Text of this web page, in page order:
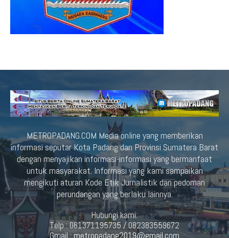
METROPADANG.COM Media online yang memberikan
informasi seputar Kota Padang dan Provinsi Sumatera Barat
dengan menyajikan informasi-informasi yang bermanfaat
untuk masyarakat. Informasi yang kami sampaikan
mengikuti aturan Kode Etik Jurnalistik dan pedoman
perundangan yang berlaku lainnya.
Hubungi kami:
Telp : 081371195735 / 082383559672
Gmail :metropadang2019@gmail.com